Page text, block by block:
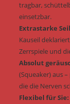
tragbar,
einsetzbar.
Extrastarke
Kauseil
Zerrspiele und
Absolut
(Squeaker) aus
die die Nerven
Flexibel für Sie: